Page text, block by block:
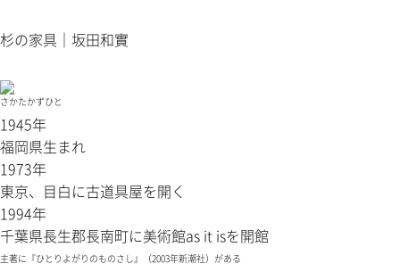
杉の家具｜坂田和實
さかたかずひと
1945年
福岡県生まれ
1973年
東京、目白に古道具屋を開く
1994年
千葉県長生郡長南町に美術館as it isを開館
主著に『ひとりよがりのものさし』（2003年新潮社）がある